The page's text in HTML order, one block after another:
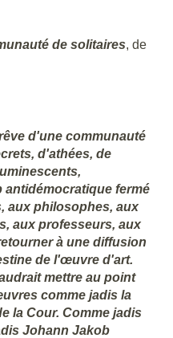
de solitaires, de
d'une communauté
d'athées, de
fermé
aux philosophes, aux
aux professeurs, aux
à une diffusion
de l'œuvre d'art.
mettre au point
comme jadis la
la Cour. Comme jadis
Johann Jakob